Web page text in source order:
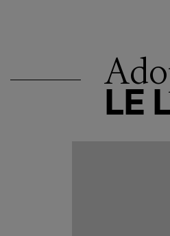
LE